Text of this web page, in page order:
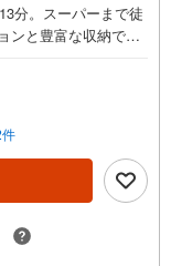
分。スーパーまで徒
ンと豊富な収納で快
Yahoo！ 不動産キ
を成約するとPayP
不動産 物件ご成約
料をもらう」「見
せください。※必ずY
さい。※PayPayボー
ーーーーーーーーー